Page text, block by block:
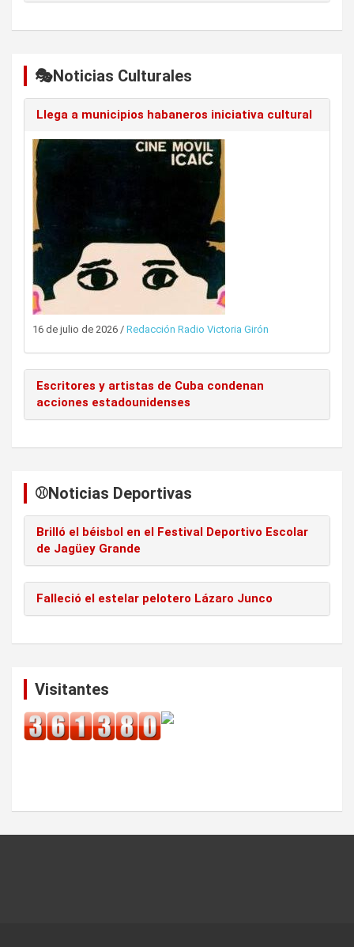
🎭Noticias Culturales
Llega a municipios habaneros iniciativa cultural
16 de julio de 2026 / Redacción Radio Victoria Girón
Escritores y artistas de Cuba condenan
acciones estadounidenses
⚾️Noticias Deportivas
Brilló el béisbol en el Festival Deportivo Escolar
de Jagüey Grande
Falleció el estelar pelotero Lázaro Junco
Visitantes